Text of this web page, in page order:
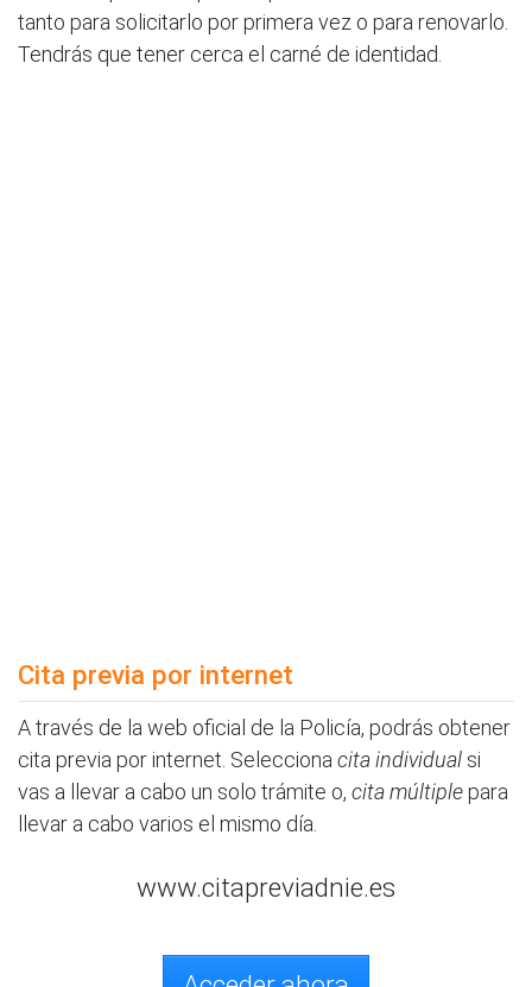
tanto para solicitarlo por primera vez o para renovarlo.
Tendrás que tener cerca el carné de identidad.
Cita previa por internet
A través de la web oficial de la Policía, podrás obtener
cita previa por internet. Selecciona cita individual si
vas a llevar a cabo un solo trámite o, cita múltiplepara
llevar a cabo varios el mismo día.
www.citapreviadnie.es